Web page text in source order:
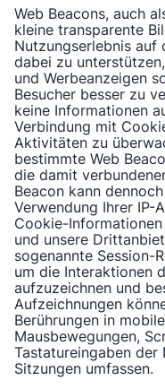
Web Beacons, auch
kleine transparente
Nutzungserlebnis auf
dabei zu
und Werbeanzeigen
Besucher besser zu
keine Informationen
Verbindung mit
Aktivitäten zu
bestimmte Web
die damit
Beacon kann
Verwendung Ihrer IP-
Cookie-
und unsere
sogenannte Session-
um die Interaktionen
aufzuzeichnen und
Aufzeichnungen
Berührungen in
Mausbewegungen,
Tastatureingaben der
Sitzungen umfassen.